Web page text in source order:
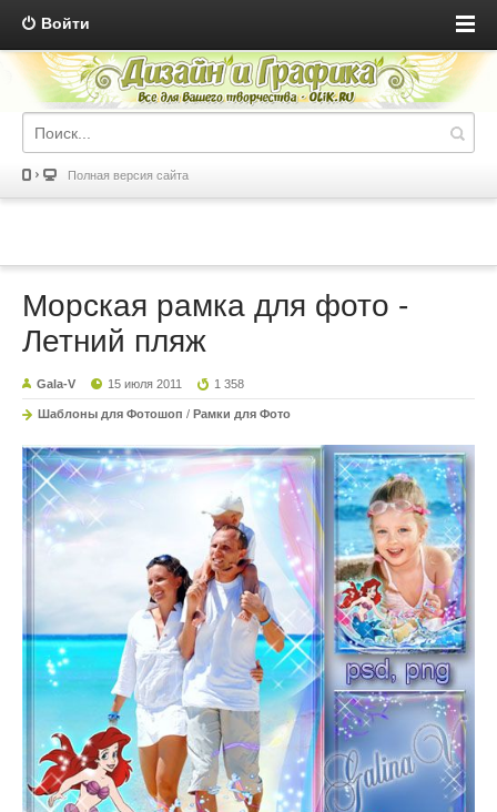
Войти
Полная версия сайта
Морская рамка для фото -
Летний пляж
Gala-V 15 июля 2011 1 358
Шаблоны для Фотошоп / Рамки для Фото